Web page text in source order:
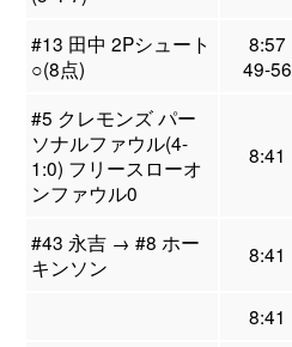
#13 田中 2Pシュート
○(8点)
8:57
49-56
#5 クレモンズ パー
ソナルファウル(4-
1:0) フリースローオ
ンファウル0
8:41
#43 永吉 → #8 ホー
キンソン
8:41
8:41